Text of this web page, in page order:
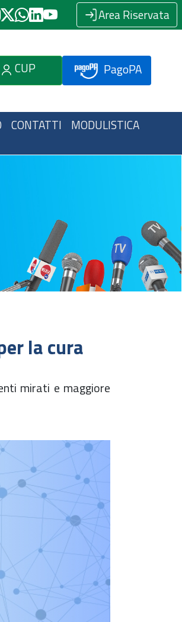
Area Riservata
CUP PagoPA
CONTATTI MODULISTICA
la cura
mirati e maggiore